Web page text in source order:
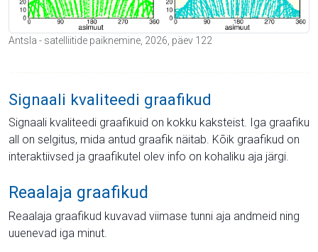
Antsla - satelliitide paiknemine, 2026, päev 122
Signaali kvaliteedi graafikud
Signaali kvaliteedi graafikuid on kokku kaksteist. Iga graafiku
all on selgitus, mida antud graafik näitab. Kõik graafikud on
interaktiivsed ja graafikutel olev info on kohaliku aja järgi.
Reaalaja graafikud
Reaalaja graafikud kuvavad viimase tunni aja andmeid ning
uuenevad iga minut.